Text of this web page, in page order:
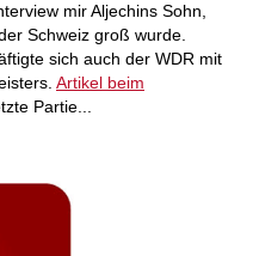
mir Aljechins Sohn,
Schweiz groß wurde.
sich auch der WDR mit
Artikel beim
Partie...